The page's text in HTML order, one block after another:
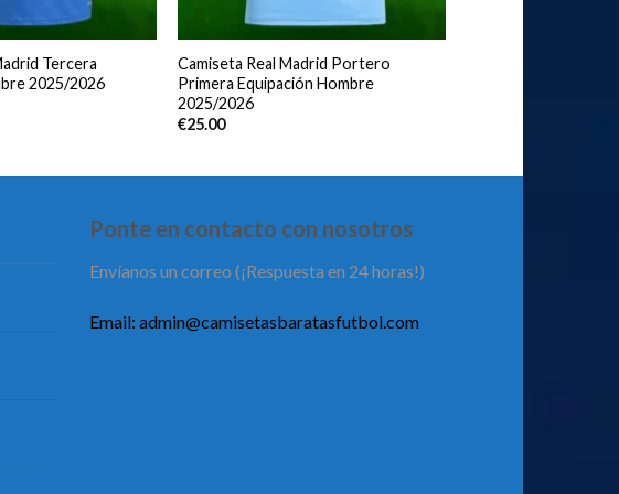
Tercera
2025/2026
Camiseta Real Madrid Portero
Primera Equipación Hombre
2025/2026
€25.00
Ponte en contacto con nosotros
Envíanos un correo (¡Respuesta en 24 horas!)
Email: admin@camisetasbaratasfutbol.com